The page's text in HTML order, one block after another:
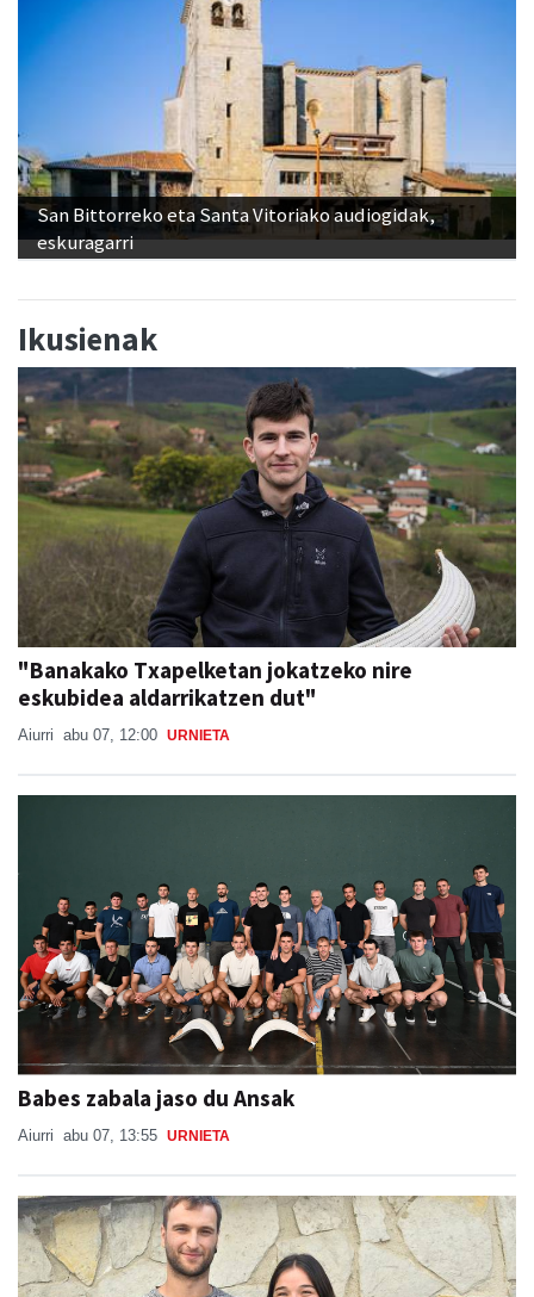
San Bittorreko eta Santa Vitoriako audiogidak,
eskuragarri
Ikusienak
"Banakako Txapelketan jokatzeko nire
eskubidea aldarrikatzen dut"
Aiurri abu 07, 12:00 URNIETA
Babes zabala jaso du Ansak
Aiurri abu 07, 13:55 URNIETA